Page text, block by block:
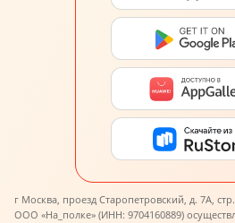
г Москва, проезд Старопетровский, д. 7А,
ООО «На_полке» (ИНН: 9704160889)